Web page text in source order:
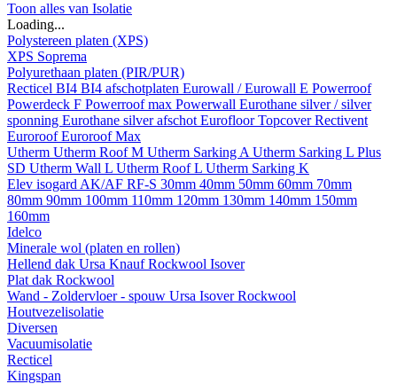
Toon alles van Isolatie
Loading...
Polystereen platen (XPS)
XPS Soprema
Polyurethaan platen (PIR/PUR)
Recticel BI4 BI4 afschotplaten Eurowall / Eurowall E Powerroof
Powerdeck F Powerroof max Powerwall Eurothane silver / silver
sponning Eurothane silver afschot EurofloorTopcoverRectivent
EuroroofEuroroof Max
Utherm Utherm Roof M Utherm Sarking A Utherm Sarking L Plus
SD Utherm Wall L Utherm Roof L Utherm Sarking K
Elev isogard AK/AF RF-S 30mm 40mm 50mm 60mm 70mm
80mm 90mm 100mm 110mm 120mm 130mm 140mm 150mm
160mm
Idelco
Minerale wol (platen en rollen)
Hellend dak Ursa KnaufRockwool Isover
Plat dak Rockwool
Wand - Zoldervloer - spouw Ursa IsoverRockwool
Houtvezelisolatie
Diversen
Vacuumisolatie
Recticel
Kingspan